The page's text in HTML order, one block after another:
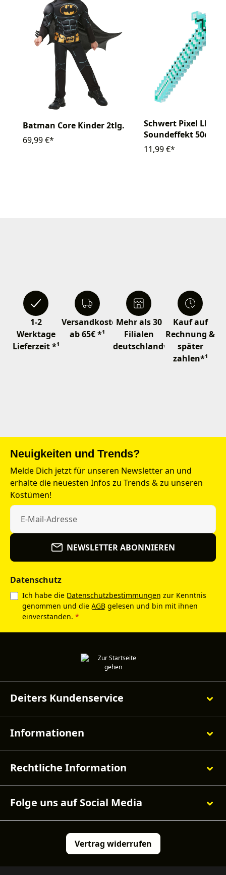
Batman Core Kinder 2tlg.
69,99 €*
Schwert Pixel LED
Soundeffekt 50cm
11,99 €*
1-2
Werktage
Lieferzeit *¹
Versandkostenfrei
ab 65€ *¹
Mehr als 30
Filialen
deutschlandweit
Kauf auf
Rechnung &
später
zahlen*¹
Neuigkeiten und Trends?
Melde Dich jetzt für unseren Newsletter an und
erhalte die neuesten Infos zu Trends & zu unseren
Kostümen!
NEWSLETTER ABONNIEREN
Datenschutz
Ich habe die Datenschutzbestimmungen zur Kenntnis
genommen und die AGB gelesen und bin mit ihnen
einverstanden. *
Deiters Kundenservice
Informationen
Rechtliche Information
Folge uns auf Social Media
Vertrag widerrufen